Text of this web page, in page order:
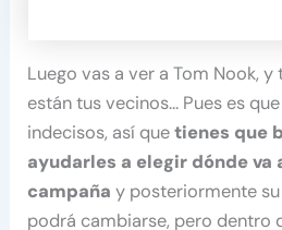
Luego vas a ver a Tom Nook,
están tus vecinos… Pues es
indecisos, así quetienes que
ayudarles a elegir dónde va
campañay posteriormente
podrá cambiarse, pero dentro